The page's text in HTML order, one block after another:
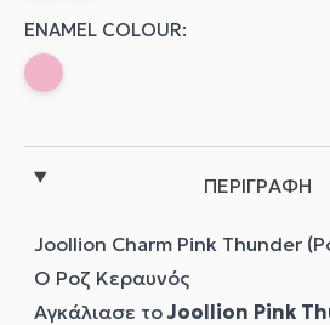
ΠΕΡΙΓΡΑΦΗ
Joollion Charm Pink Thunder
Ο Ροζ Κεραυνός
Αγκάλιασε τοJoollion Pink